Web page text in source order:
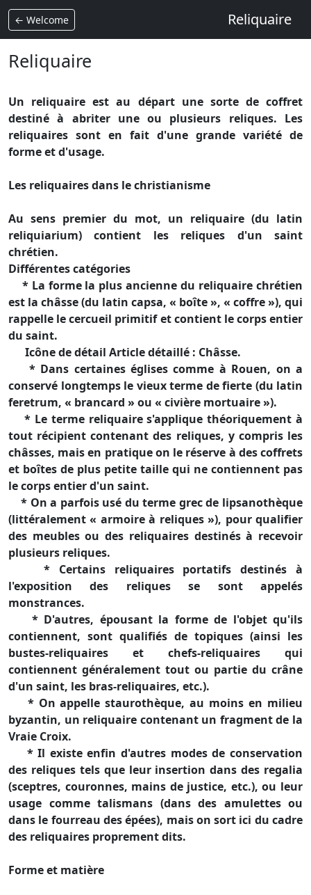
← Welcome Reliquaire
Reliquaire
Un reliquaire est au départ une sorte de coffret
destiné à abriter une ou plusieurs reliques. Les
reliquaires sont en fait d'une grande variété de
forme et d'usage.
Les reliquaires dans le christianisme
Au sens premier du mot, un reliquaire (du latin
reliquiarium) contient les reliques d'un saint
chrétien.
Différentes catégories
* La forme la plus ancienne du reliquaire chrétien
est la châsse (du latin capsa, « boîte », « coffre »), qui
rappelle le cercueil primitif et contient le corps entier
du saint.
Icône de détail Article détaillé : Châsse.
* Dans certaines églises comme à Rouen, on a
conservé longtemps le vieux terme de fierte (du latin
feretrum, « brancard » ou « civière mortuaire »).
* Le terme reliquaire s'applique théoriquement à
tout récipient contenant des reliques, y compris les
châsses, mais en pratique on le réserve à des coffrets
et boîtes de plus petite taille qui ne contiennent pas
le corps entier d'un saint.
* On a parfois usé du terme grec de lipsanothèque
(littéralement « armoire à reliques »), pour qualifier
des meubles ou des reliquaires destinés à recevoir
plusieurs reliques.
* Certains reliquaires portatifs destinés à
l'exposition des reliques se sont appelés
monstrances.
* D'autres, épousant la forme de l'objet qu'ils
contiennent, sont qualifiés de topiques (ainsi les
bustes-reliquaires et chefs-reliquaires qui
contiennent généralement tout ou partie du crâne
d'un saint, les bras-reliquaires, etc.).
* On appelle staurothèque, au moins en milieu
byzantin, un reliquaire contenant un fragment de la
Vraie Croix.
* Il existe enfin d'autres modes de conservation
des reliques tels que leur insertion dans des regalia
(sceptres, couronnes, mains de justice, etc.), ou leur
usage comme talismans (dans des amulettes ou
dans le fourreau des épées), mais on sort ici du cadre
des reliquaires proprement dits.
Forme et matière